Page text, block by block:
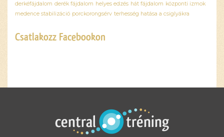
derkéfájdalom derék fájdalom helyes edzés hát fájdalom központi izmok
medence stabilizáció porckorongsérv terhesség hatása a csiglyákra
Csatlakozz Facebookon
blokkolva